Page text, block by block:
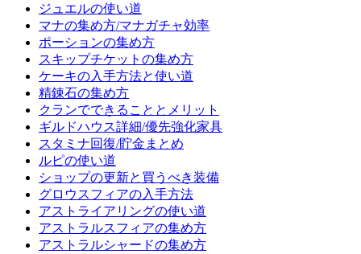
ジュエルの使い道
マナの集め方/マナガチャ効率
ポーションの集め方
スキップチケットの集め方
ケーキの入手方法と使い道
精錬石の集め方
クランでできることとメリット
ギルドハウス詳細/優先強化家具
スタミナ回復/貯金まとめ
ルピの使い道
ショップの更新と買うべき装備
グロウスフィアの入手方法
アストライアリングの使い道
アストラルスフィアの集め方
アストラルシャードの集め方